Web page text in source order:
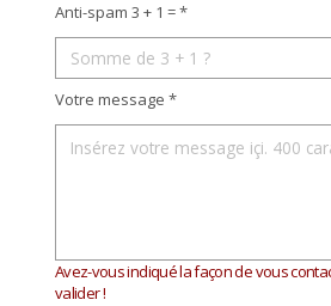
Anti-spam 3 + 1 = *
Votre message *
Avez-vous indiqué la façon de vous
valider !